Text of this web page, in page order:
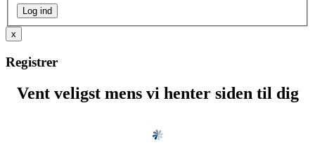
x
Registrer
Vent veligst mens vi henter siden til dig